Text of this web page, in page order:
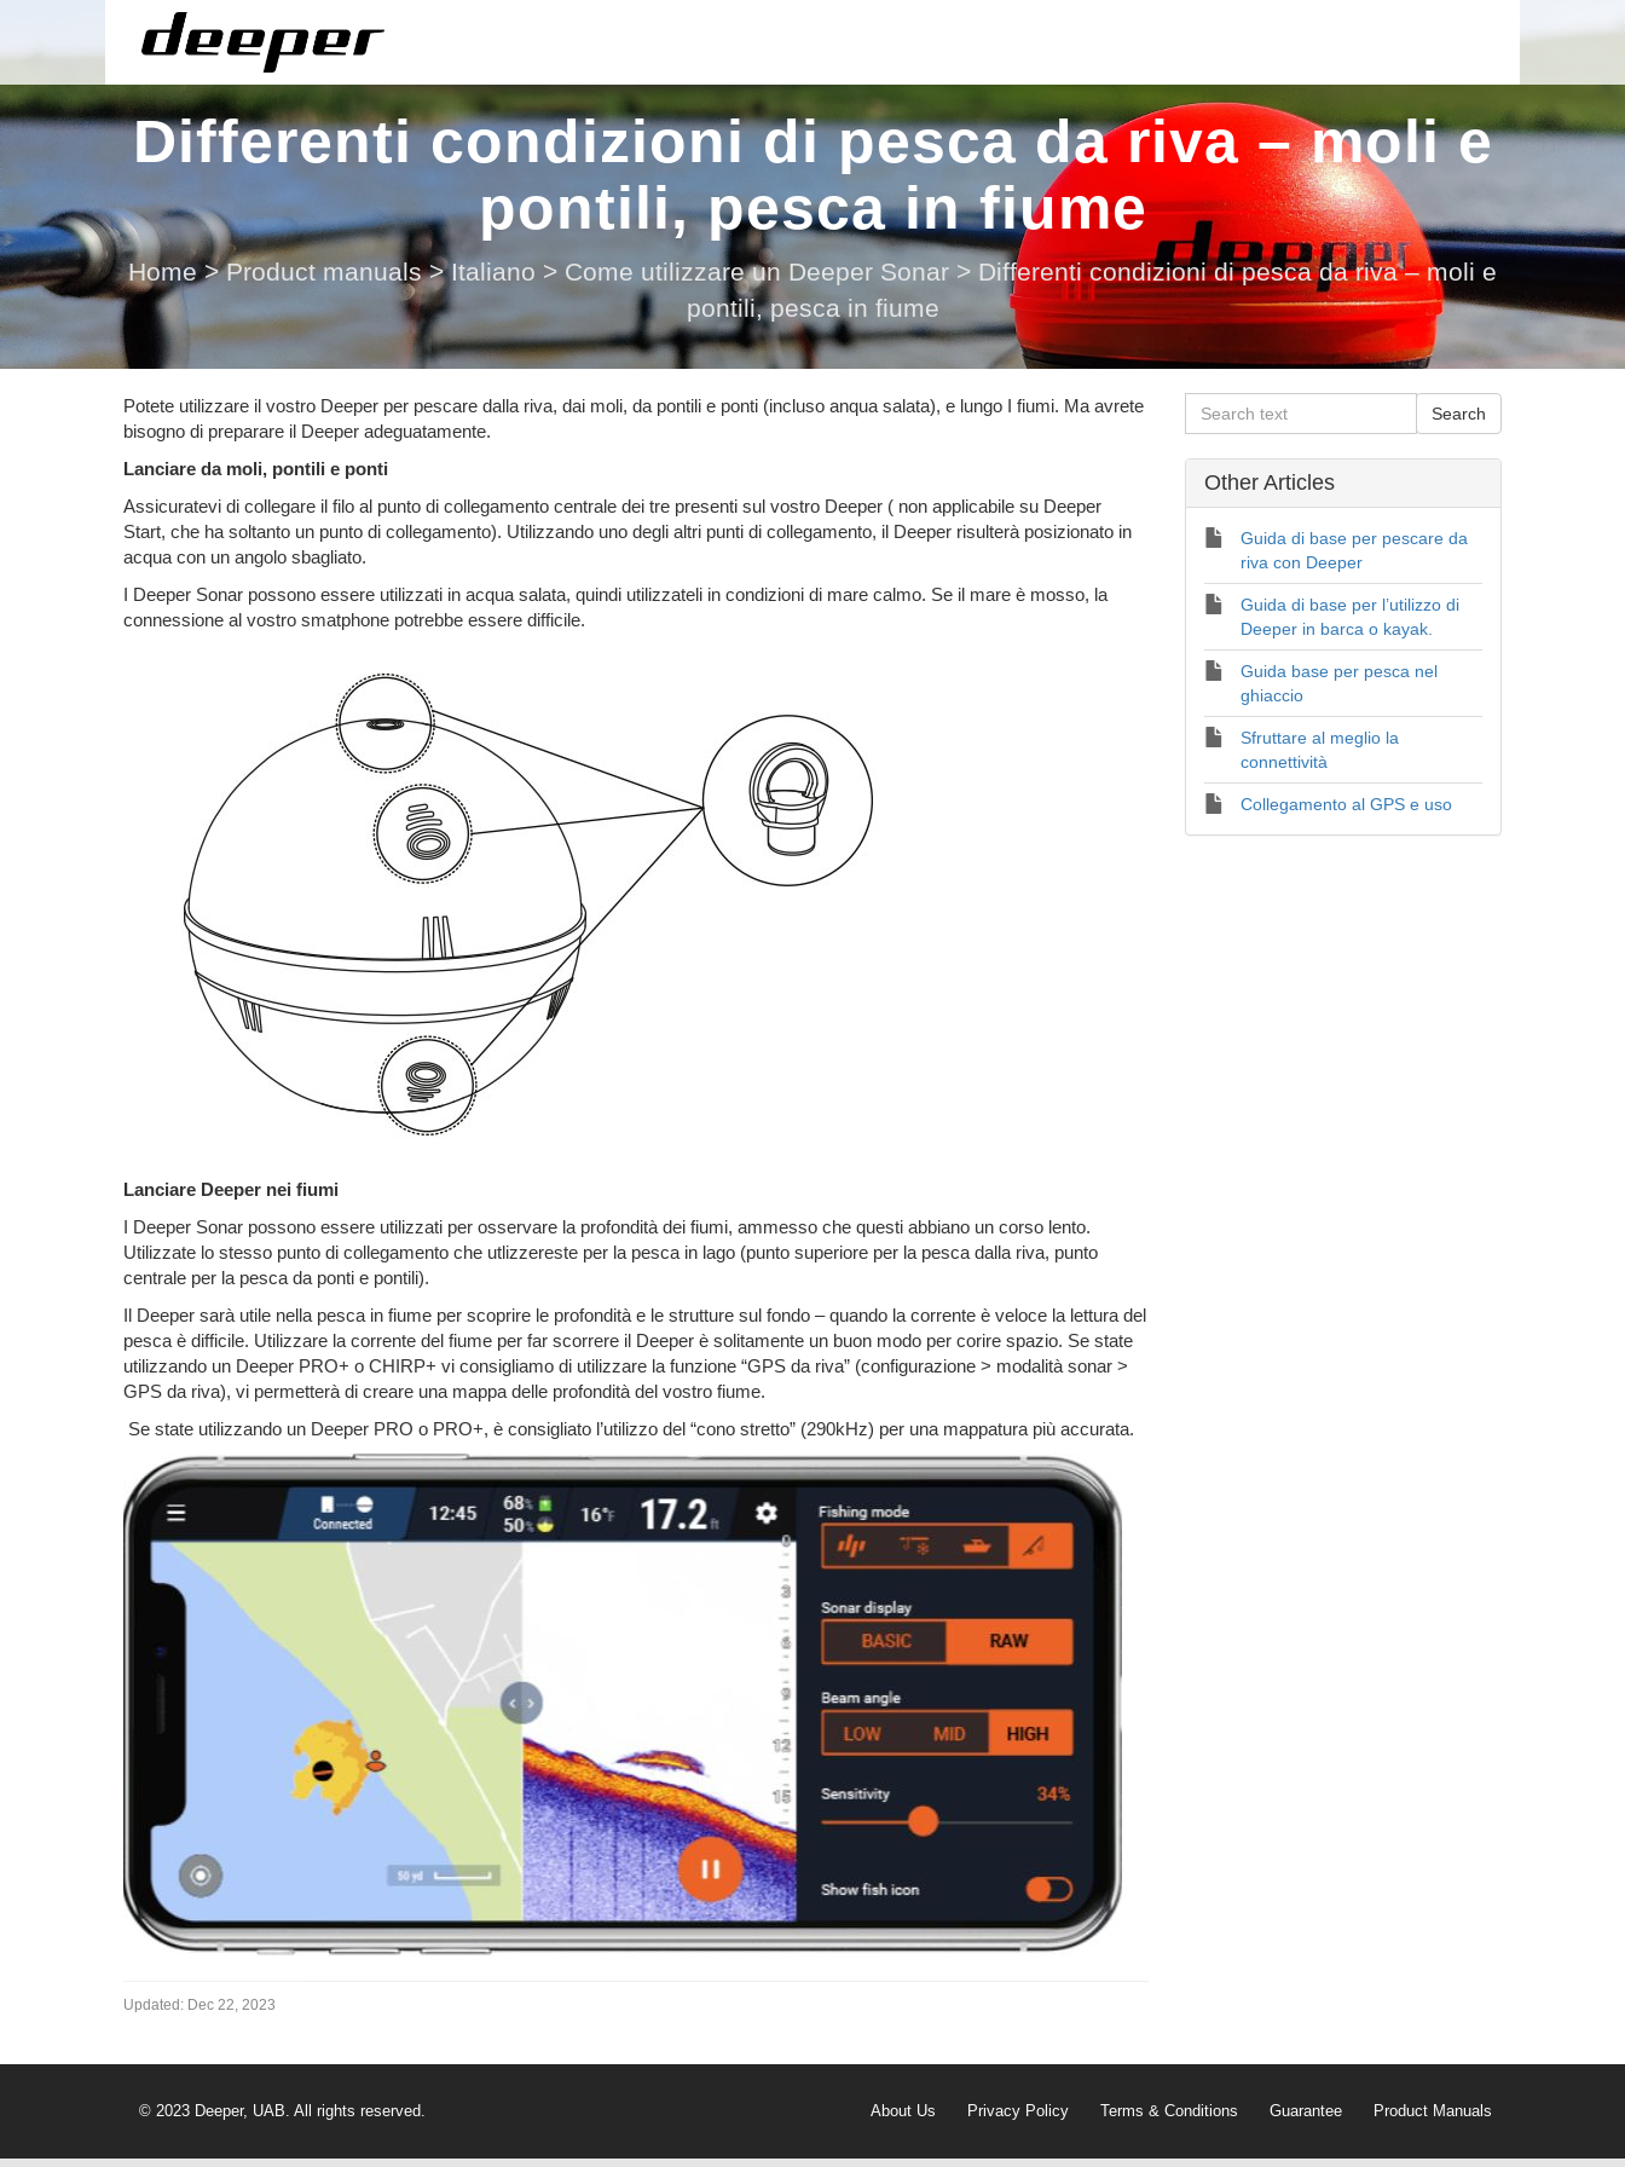
Differenti condizioni di pesca da riva – moli e
pontili, pesca in fiume
Home > Product manuals > Italiano > Come utilizzare un Deeper Sonar > Differenti condizioni di pesca da riva – moli e
pontili, pesca in fiume
Potete utilizzare il vostro Deeper per pescare dalla riva, dai moli, da pontili e ponti (incluso anqua salata), e lungo I fiumi. Ma avrete
bisogno di preparare il Deeper adeguatamente.
Lanciare da moli, pontili e ponti
Assicuratevi di collegare il filo al punto di collegamento centrale dei tre presenti sul vostro Deeper ( non applicabile su Deeper
Start, che ha soltanto un punto di collegamento). Utilizzando uno degli altri punti di collegamento, il Deeper risulterà posizionato in
acqua con un angolo sbagliato.
I Deeper Sonar possono essere utilizzati in acqua salata, quindi utilizzateli in condizioni di mare calmo. Se il mare è mosso, la
connessione al vostro smatphone potrebbe essere difficile.
Lanciare Deeper nei fiumi
I Deeper Sonar possono essere utilizzati per osservare la profondità dei fiumi, ammesso che questi abbiano un corso lento.
Utilizzate lo stesso punto di collegamento che utlizzereste per la pesca in lago (punto superiore per la pesca dalla riva, punto
centrale per la pesca da ponti e pontili).
Il Deeper sarà utile nella pesca in fiume per scoprire le profondità e le strutture sul fondo – quando la corrente è veloce la lettura del
pesca è difficile. Utilizzare la corrente del fiume per far scorrere il Deeper è solitamente un buon modo per corire spazio. Se state
utilizzando un Deeper PRO+ o CHIRP+ vi consigliamo di utilizzare la funzione “GPS da riva” (configurazione > modalità sonar >
GPS da riva), vi permetterà di creare una mappa delle profondità del vostro fiume.
Se state utilizzando un Deeper PRO o PRO+, è consigliato l’utilizzo del “cono stretto” (290kHz) per una mappatura più accurata.
Updated: Dec 22, 2023
Other Articles
Guida di base per pescare da
riva con Deeper
Guida di base per l’utilizzo di
Deeper in barca o kayak.
Guida base per pesca nel
ghiaccio
Sfruttare al meglio la
connettività
Collegamento al GPS e uso
© 2023 Deeper, UAB. All rights reserved. About Us Privacy Policy Terms & Conditions Guarantee Product Manuals